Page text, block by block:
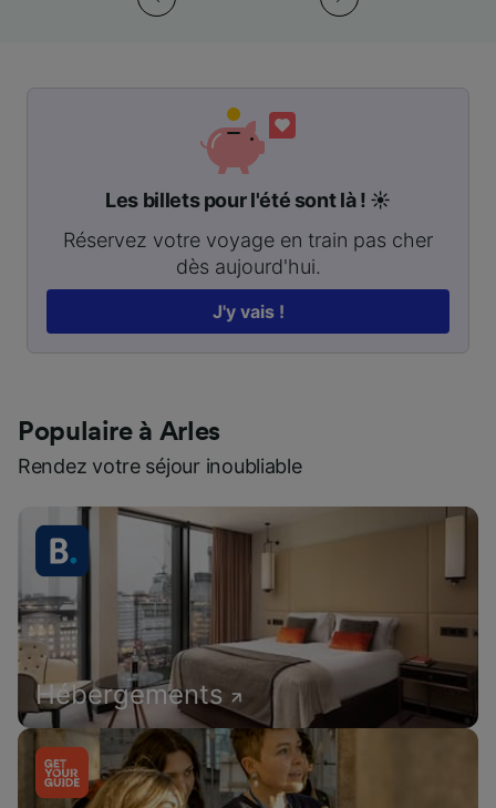
Les billets pour l'été sont là ! ☀️
Réservez votre voyage en train pas cher
dès aujourd'hui.
J'y vais !
Populaire à Arles
Rendez votre séjour inoubliable
Hébergements